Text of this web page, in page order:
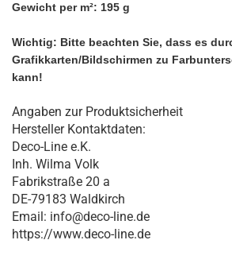
Gewicht per m²: 195 g
Wichtig: Bitte beachten Sie, dass es
Grafikkarten/Bildschirmen zu
kann!
Angaben zur Produktsicherheit
Hersteller Kontaktdaten:
Deco-Line e.K.
Inh. Wilma Volk
Fabrikstraße 20 a
DE-79183 Waldkirch
Email: info@deco-line.de
https://www.deco-line.de